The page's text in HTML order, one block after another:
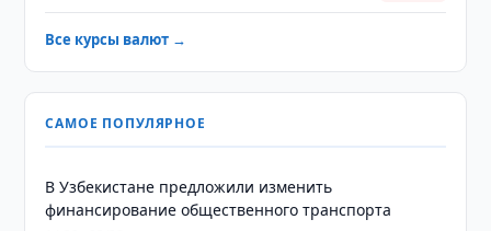
Все курсы валют →
САМОЕ ПОПУЛЯРНОЕ
В Узбекистане предложили изменить
финансирование общественного транспорта